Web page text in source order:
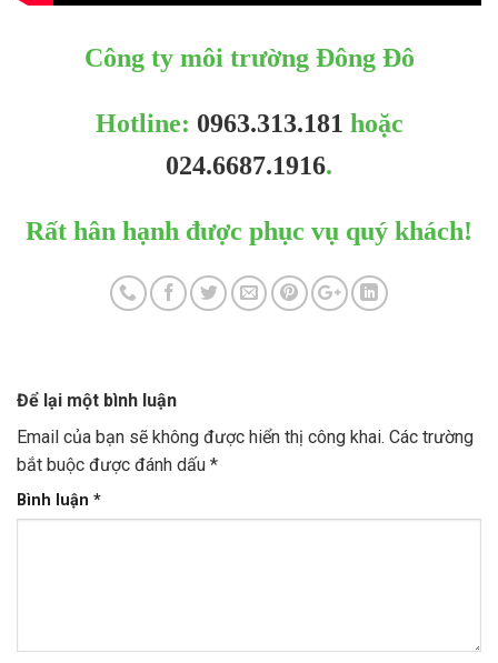
Công ty môi trường Đông Đô
Hotline: 0963.313.181 hoặc
024.6687.1916.
Rất hân hạnh được phục vụ quý khách!
Để lại một bình luận
Email của bạn sẽ không được hiển thị công khai. Các trường
bắt buộc được đánh dấu *
Bình luận *